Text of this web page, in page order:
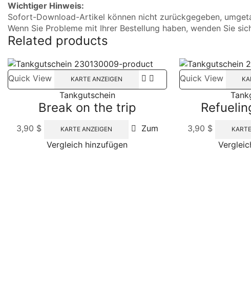
Wichtiger Hinweis:
Sofort-Download-Artikel können nicht zurückgegeben,
Wenn Sie Probleme mit Ihrer Bestellung haben, wenden Sie
Related products
Quick View KARTE ANZEIGEN
Tankgutschein
Break on the trip
3,90 $ KARTE ANZEIGEN
Zum
Vergleich hinzufügen
Quick View
3,90 $